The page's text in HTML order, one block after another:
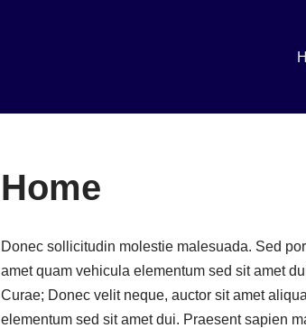
Home
Donec sollicitudin molestie malesuada. Sed
amet quam vehicula elementum sed sit amet
Curae; Donec velit neque, auctor sit amet
elementum sed sit amet dui. Praesent sapien